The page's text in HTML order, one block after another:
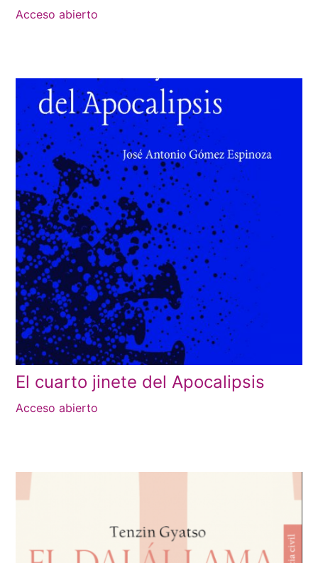
Acceso abierto
El cuarto jinete del Apocalipsis
Acceso abierto